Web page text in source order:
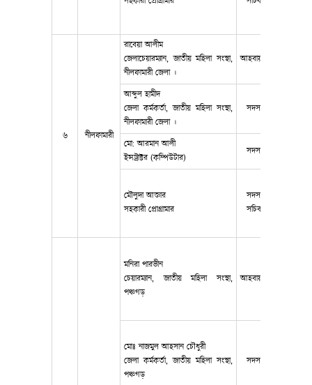
৬ নীলফামারী
রাবেয়া আলীম
জেলাচেয়ারম্যান, জাতীয় মহিলা সংস্থা,
নীলফামারী জেলা ।
আহবায়ক
আব্দুল হামীদ
জেলা কর্মকর্তা, জাতীয় মহিলা সংস্থা,
নীলফামারী জেলা ।
সদস‍্য
মো: আরমান আলী
ইন্সট্রাক্টর (কম্পিউটার)
সদস্য
মৌলুদা আক্তার
সহকারী প্রোগ্রামার
সদস্য
সচিব
মনিরা পারভীন
চেয়ারম্যান, জাতীয় মহিলা সংস্থা,
পঞ্চগড়
আহবায়ক
মোঃ নাজমুল আহসান চৌধুরী
জেলা কর্মকর্তা, জাতীয় মহিলা সংস্থা,
পঞ্চগড়
সদস্য